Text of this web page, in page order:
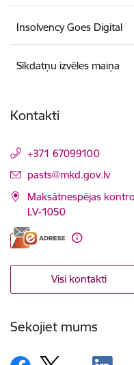
Insolvency Goes Digital
Sīkdatņu izvēles maiņa
Kontakti
+371 67099100
E-pasts:
pasts@mkd.gov.lv
Maksātnespējas
LV-1050
Visi kontakti
Sekojiet mums